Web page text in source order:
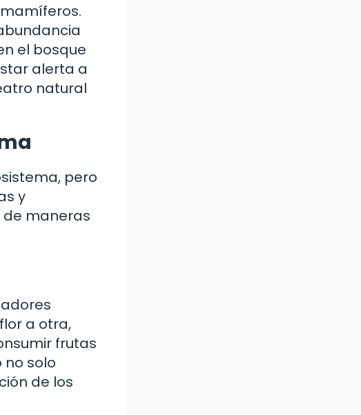
el bosque
alerta a
natural
pero
y
de maneras
a otra,
frutas
no solo
de los